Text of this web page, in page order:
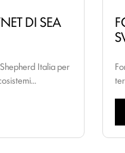
DI SEA
Italia per